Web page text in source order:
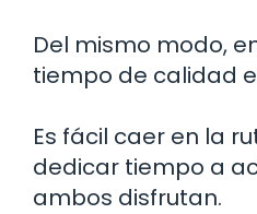
Del mismo modo,
tiempo de calidad
Es fácil caer en la
dedicar tiempo a
ambos disfrutan.